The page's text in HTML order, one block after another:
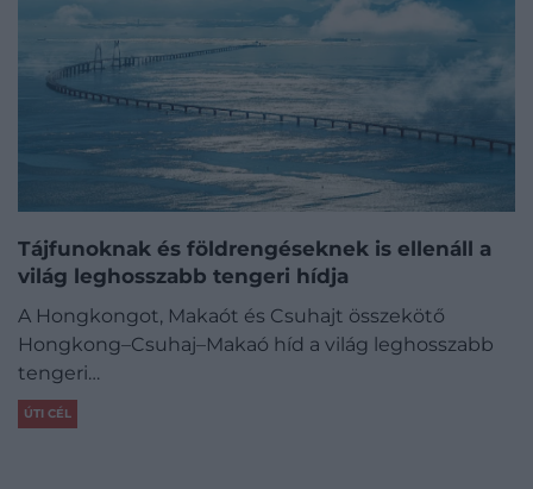
Tájfunoknak és földrengéseknek is ellenáll a
világ leghosszabb tengeri hídja
A Hongkongot, Makaót és Csuhajt összekötő
Hongkong–Csuhaj–Makaó híd a világ leghosszabb
tengeri…
ÚTI CÉL